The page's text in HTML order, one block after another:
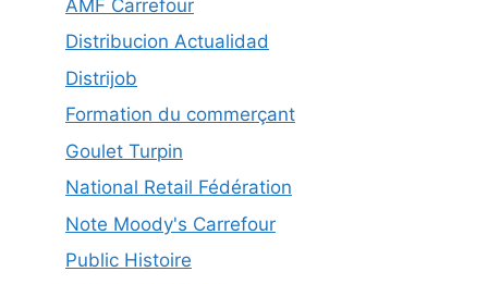
AMF Carrefour
Distribucion Actualidad
Distrijob
Formation du commerçant
Goulet Turpin
National Retail Fédération
Note Moody's Carrefour
Public Histoire